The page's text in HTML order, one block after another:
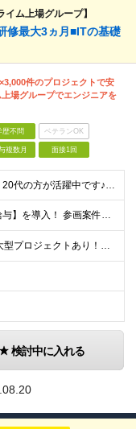
ム上場グループ】
修最大3ヵ月■ITの基礎
件のプロジェクトで安
場グループでエンジニアを
歴不問 ベテランOK
複数月 面接1回
《未経験者積極採用中！20代の方が活躍中です♪》 ◎約4割が実務未経験入社！ ■学歴・職歴は一切問いません！ ■第二新卒の方もお気軽にご相談ください♪ ■入社してから数年は、転勤の可能性があります
当社では【単価連動型給与】を導入！ 参画案件の契約単価に連動して給与が決定。 還元率は単価の【70％～80％】と東証プライム上場グループとして高水準です！（社会保険料・教育コスト含む） ■関東：月給
【全国45都道府県】に大型プロジェクトあり！※ 四国・沖縄を除く 主要勤務地： 北海道/宮城県/栃木県/埼玉県/千葉県/東京都/神奈川県/愛知県/大阪府/京都府/兵庫県/広島県/福岡県/熊本県 ※勤
検討中に入れる